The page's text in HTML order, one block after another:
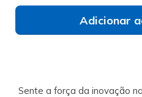
Adicionar
Sente a força da inovação